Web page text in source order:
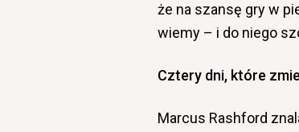
że na szansę gry w
wiemy – i do niego
Cztery dni, które
Marcus Rashford